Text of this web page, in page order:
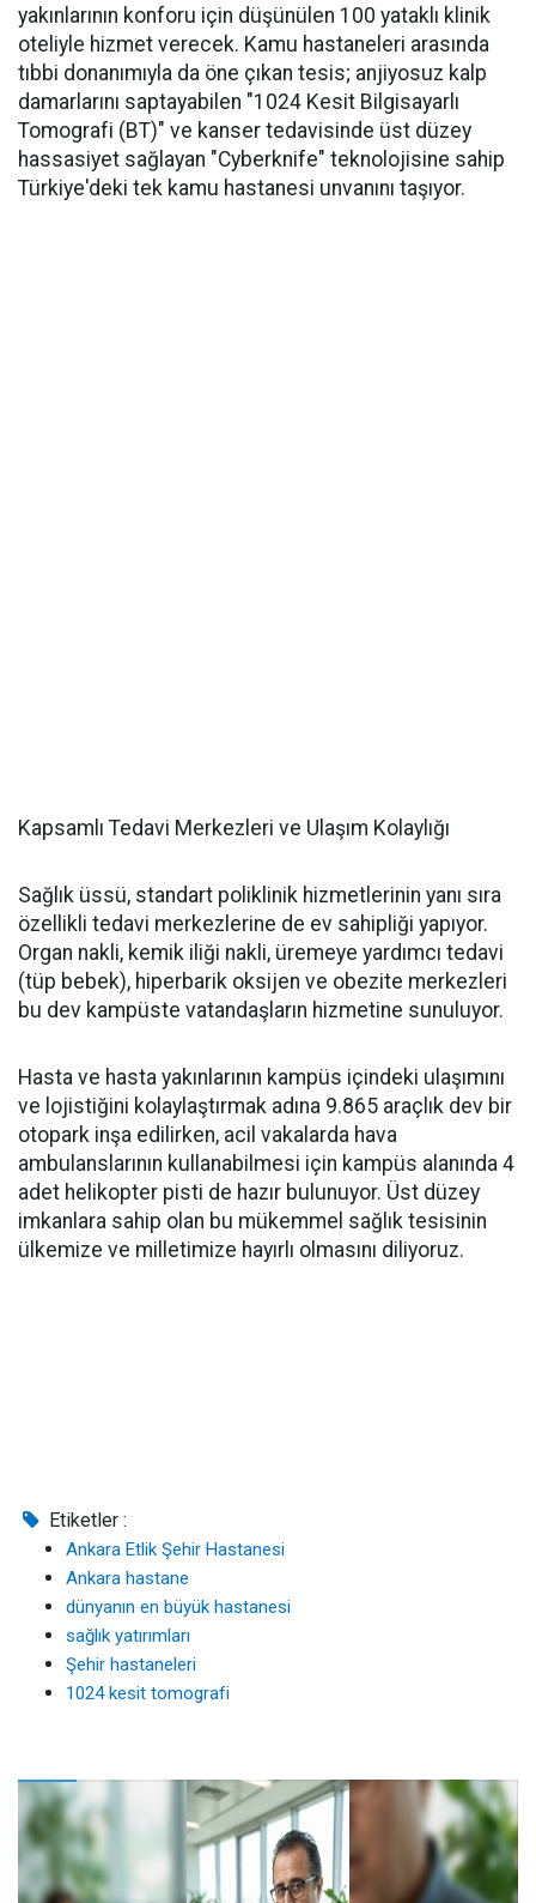
yakınlarının konforu için düşünülen 100 yataklı klinik
oteliyle hizmet verecek. Kamu hastaneleri arasında
tıbbi donanımıyla da öne çıkan tesis; anjiyosuz kalp
damarlarını saptayabilen "1024 Kesit Bilgisayarlı
Tomografi (BT)" ve kanser tedavisinde üst düzey
hassasiyet sağlayan "Cyberknife" teknolojisine sahip
Türkiye'deki tek kamu hastanesi unvanını taşıyor.
Kapsamlı Tedavi Merkezleri ve Ulaşım Kolaylığı
Sağlık üssü, standart poliklinik hizmetlerinin yanı sıra
özellikli tedavi merkezlerine de ev sahipliği yapıyor.
Organ nakli, kemik iliği nakli, üremeye yardımcı tedavi
(tüp bebek), hiperbarik oksijen ve obezite merkezleri
bu dev kampüste vatandaşların hizmetine sunuluyor.
Hasta ve hasta yakınlarının kampüs içindeki ulaşımını
ve lojistiğini kolaylaştırmak adına 9.865 araçlık dev bir
otopark inşa edilirken, acil vakalarda hava
ambulanslarının kullanabilmesi için kampüs alanında 4
adet helikopter pisti de hazır bulunuyor. Üst düzey
imkanlara sahip olan bu mükemmel sağlık tesisinin
ülkemize ve milletimize hayırlı olmasını diliyoruz.
Etiketler :
Ankara Etlik Şehir Hastanesi
Ankara hastane
dünyanın en büyük hastanesi
sağlık yatırımları
Şehir hastaneleri
1024 kesit tomografi